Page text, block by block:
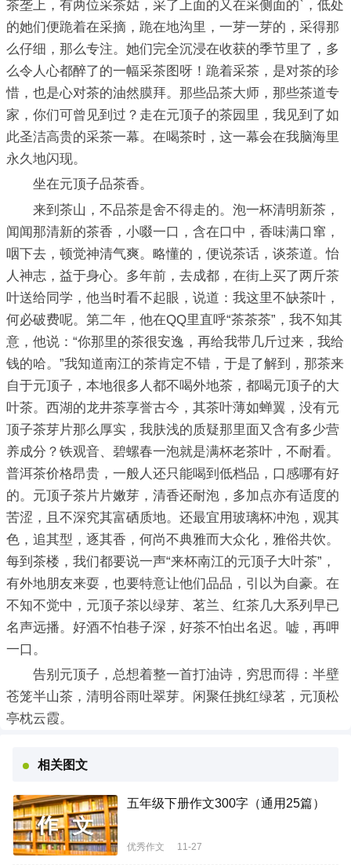
茶垄上，有两位采茶姑，采了上面的又在采侧面的`，低处
的她们便跪着在采摘，跪在地沟里，一芽一芽的，采得那
么仔细，那么专注。她们完全沉浸在收获的季节里了，多
么令人心都醉了的一幅采茶图呀！跪着采茶，是对茶的珍
惜，也是心对茶的油然膜拜。那些品茶大师，那些茶道专
家，你们可曾见到过？走在元顶子的茶园里，我见到了如
此圣洁高贵的采茶一幕。在喝茶时，这一幕会在我脑海里
永久地闪现。
坐在元顶子品茶香。
来到茶山，不品茶是舍不得走的。泡一杯清明新茶，
闻闻那清新的茶香，小啜一口，含在口中，香味满口窜，
咽下去，顿觉神清气爽。略懂的，便说茶话，谈茶道。怡
人神志，益于身心。多年前，去成都，在街上买了两斤茶
叶送给同学，他当时看不起眼，说道：我这里不缺茶叶，
何必破费呢。第二年，他在QQ里直呼“茶茶茶”，我不知其
意，他说：“你那里的茶很安逸，再给我带几斤过来，我给
钱的哈。”我知道南江的茶肯定不错，于是了解到，那茶来
自于元顶子，本地很多人都不喝外地茶，都喝元顶子的大
叶茶。西湖的龙井茶享誉古今，其茶叶薄如蝉翼，没有元
顶子茶芽片那么厚实，我肤浅的质疑那里面又含有多少营
养成分？铁观音、碧螺春一泡就是满杯老茶叶，不耐看。
普洱茶价格昂贵，一般人还只能喝到低档品，口感哪有好
的。元顶子茶片片嫩芽，清香还耐泡，多加点亦有适度的
苦涩，且不深究其富硒质地。还最宜用玻璃杯冲泡，观其
色，追其型，逐其香，何尚不典雅而大众化，雅俗共饮。
每到茶楼，我们都要说一声“来杯南江的元顶子大叶茶”，
有外地朋友来耍，也要特意让他们品品，引以为自豪。在
不知不觉中，元顶子茶以绿芽、茗兰、红茶几大系列早已
名声远播。好酒不怕巷子深，好茶不怕出名迟。嘘，再呷
一口。
告别元顶子，总想着整一首打油诗，穷思而得：半壁
苍笼半山茶，清明谷雨吐翠芽。闲聚任挑红绿茗，元顶松
亭枕云霞。
相关图文
五年级下册作文300字（通用25篇）
优秀作文 11-27